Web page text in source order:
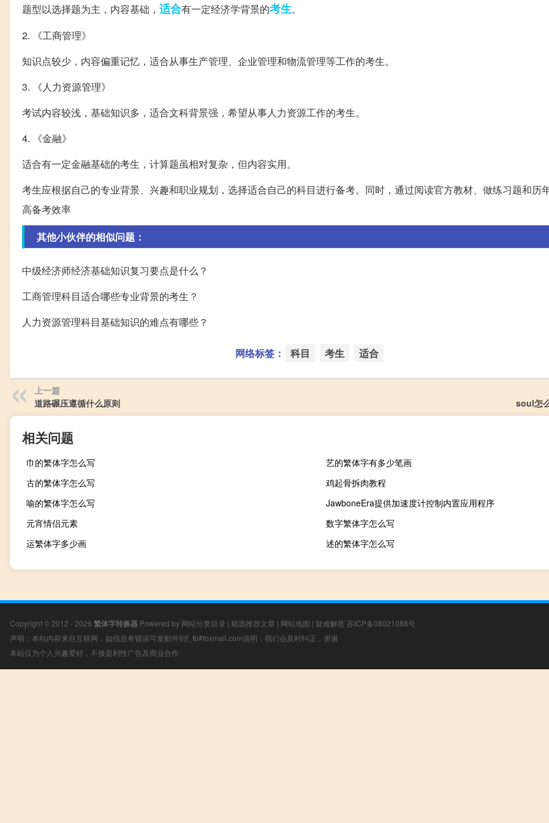
题型以选择题为主，内容基础， 适合有一定经济学背景的考生。
2. 《工商管理》
知识点较少，内容偏重记忆，适合从事生产管理、企业管理和物流管理等工作的考生。
3. 《人力资源管理》
考试内容较浅，基础知识多，适合文科背景强，希望从事人力资源工作的考生。
4. 《金融》
适合有一定金融基础的考生，计算题虽相对复杂，但内容实用。
考生应根据自己的专业背景、兴趣和职业规划，选择适合自己的科目进行备考。同时，通过阅读官方教材、做练习题和历
高备考效率
其他小伙伴的相似问题：
中级经济师经济基础知识复习要点是什么？
工商管理科目适合哪些专业背景的考生？
人力资源管理科目基础知识的难点有哪些？
网络标签： 科目 考生 适合
上一篇
道路碾压遵循什么原则
soul怎
相关问题
巾的繁体字怎么写
艺的繁体字有多少笔画
古的繁体字怎么写
鸡起骨拆肉教程
喻的繁体字怎么写
JawboneEra提供加速度计控制内置应用程序
元宵情侣元素
数字繁体字怎么写
运繁体字多少画
述的繁体字怎么写
Copyright © 2012 - 2026 繁体字转换器 Powered by 网站分类目录 | 精选推荐文章 | 网站地图 | 疑难解答 苏ICP备08021088号
声明：本站内容来自互联网，如信息有错误可发邮件到f_fb#foxmail.com说明，我们会及时纠正，谢谢
本站仅为个人兴趣爱好，不接盈利性广告及商业合作